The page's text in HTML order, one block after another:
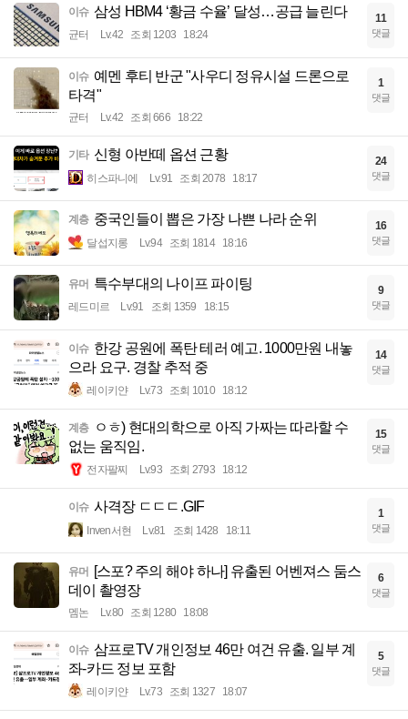
이슈 삼성 HBM4 ‘황금 수율’ 달성…공급 늘린다
균터 Lv.42 조회 1203 18:24
11
댓글
이슈 예멘 후티 반군 "사우디 정유시설 드론으로
타격"
균터 Lv.42 조회 666 18:22
1
댓글
기타 신형 아반떼 옵션 근황
히스파니에 Lv.91 조회 2078 18:17
24
댓글
계층 중국인들이 뽑은 가장 나쁜 나라 순위
달섭지롱 Lv.94 조회 1814 18:16
16
댓글
유머 특수부대의 나이프 파이팅
레드미르 Lv.91 조회 1359 18:15
9
댓글
이슈 한강 공원에 폭탄 테러 예고. 1000만원 내놓
으라 요구. 경찰 추적 중
레이키얀 Lv.73 조회 1010 18:12
14
댓글
계층
ㅇㅎ) 현대의학으로 아직 가짜는 따라할 수
없는 움직임.
전자팔찌 Lv.93 조회 2793 18:12
15
댓글
이슈 사격장 ㄷㄷㄷ.GIF
Inven서현 Lv.81 조회 1428 18:11
1
댓글
유머 [스포? 주의 해야 하나] 유출된 어벤져스 둠스
데이 촬영장
멤논 Lv.80 조회 1280 18:08
6
댓글
이슈 삼프로TV 개인정보 46만 여건 유출. 일부 계
좌-카드 정보 포함
레이키얀 Lv.73 조회 1327 18:07
5
댓글